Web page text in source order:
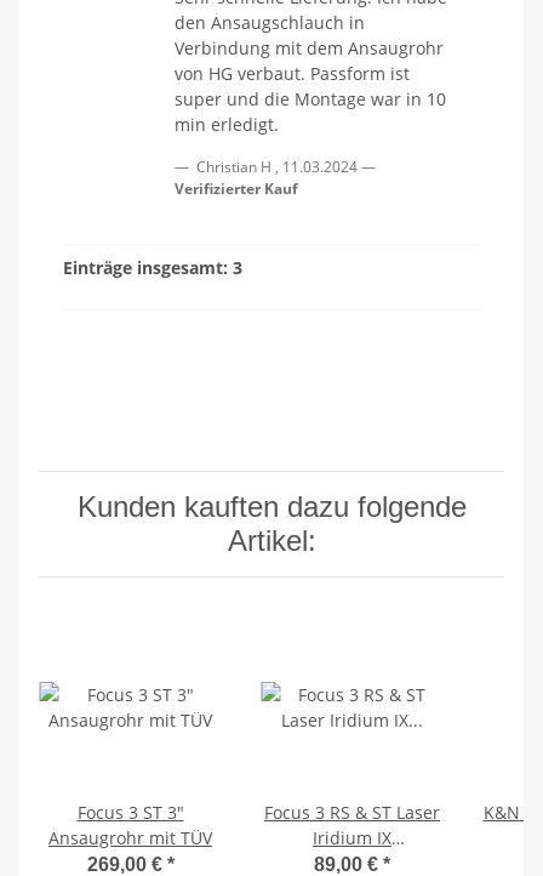
den Ansaugschlauch in
Verbindung mit dem Ansaugrohr
von HG verbaut. Passform ist
super und die Montage war in 10
min erledigt.
Christian H , 11.03.2024
Verifizierter Kauf
Einträge insgesamt: 3
Kunden kauften dazu folgende
Artikel:
Focus 3 ST 3"
Ansaugrohr mit TÜV
269,00 € *
Focus 3 RS & ST Laser
Iridium IX
Hochleistungszündkerzen
89,00 € *
K&N